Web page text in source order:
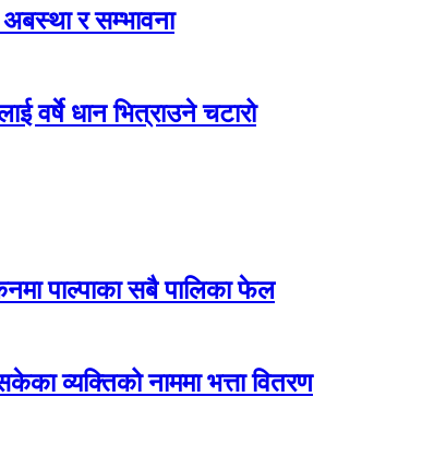
र सम्भावना
वर्षे धान भित्राउने चटारो
पाल्पाका सबै पालिका फेल
व्यक्तिको नाममा भत्ता वितरण